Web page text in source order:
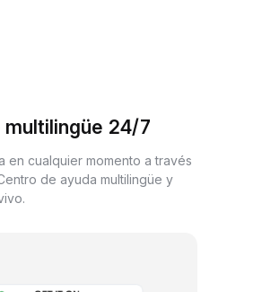
multilingüe 24/7
en cualquier momento a través
de ayuda multilingüe y